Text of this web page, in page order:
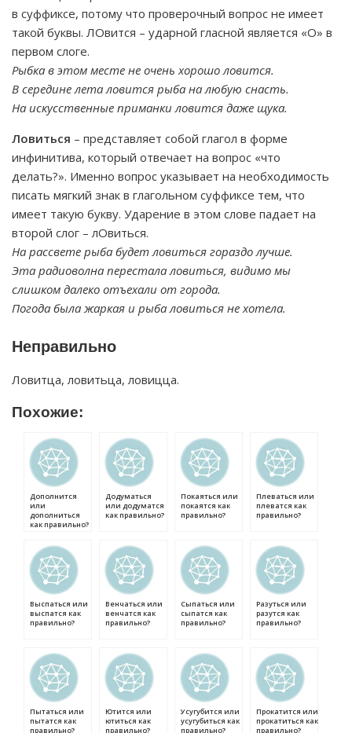
в суффиксе, потому что проверочный вопрос не имеет
такой буквы. ЛОвится – ударной гласной является «О» в
первом слоге.
Рыбка в этом месте не очень хорошо ловится.
В середине лета ловится рыба на любую снасть.
На искусственные приманки ловится даже щука.
Ловиться – представляет собой глагол в форме
инфинитива, который отвечает на вопрос «что
делать?». Именно вопрос указывает на необходимость
писать мягкий знак в глагольном суффиксе тем, что
имеет такую букву. Ударение в этом слове падает на
второй слог – лОвиться.
На рассвете рыба будет ловиться гораздо лучше.
Эта радиоволна перестала ловиться, видимо мы
слишком далеко отъехали от города.
Погода была жаркая и рыба ловиться не хотела.
Неправильно
Ловитца, ловитьца, ловицца.
Похожие:
Дополнится
или
дополниться
как правильно?
Додуматься
или додуматся
как правильно?
Покаяться или
покаятся как
правильно?
Плеваться или
плеватся как
правильно?
Выспаться или
выспатся как
правильно?
Венчаться или
венчатся как
правильно?
Сыпаться или
сыпатся как
правильно?
Разуться или
разутся как
правильно?
Пытаться или
пытатся как
правильно?
Ютится или
ютиться как
правильно?
Усугубится или
усугубиться как
правильно?
Прокатится или
прокатиться как
правильно?